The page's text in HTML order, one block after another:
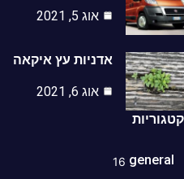
אוג 5, 2021
אדניות עץ איקאה
אוג 6, 2021
16